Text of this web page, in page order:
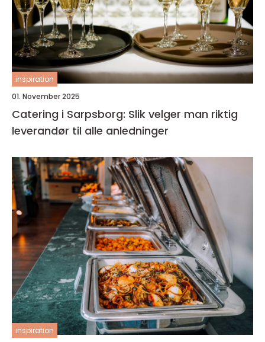
inspiration
01. November 2025
Catering i Sarpsborg: Slik velger man riktig
leverandør til alle anledninger
inspiration